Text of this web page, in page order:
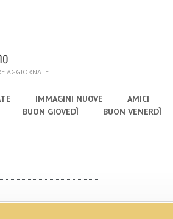
AGGIORNATE
IMMAGINI NUOVE AMICI
BUON GIOVEDÌ BUON VENERDÌ